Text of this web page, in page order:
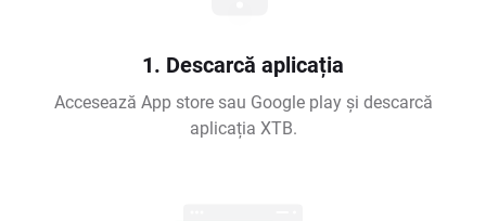
1. Descarcă aplicația
Accesează App store sau Google play și descarcă
aplicația XTB.